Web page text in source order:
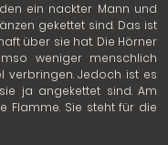
ein nackter Mann und
gekettet sind. Das ist
über sie hat. Die Hörner
weniger menschlich
verbringen. Jedoch ist es
ja angekettet sind. Am
Flamme. Sie steht für die